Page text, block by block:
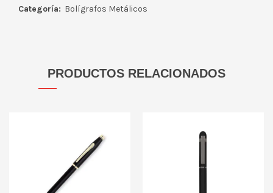
Categoría: Bolígrafos Metálicos
PRODUCTOS RELACIONADOS